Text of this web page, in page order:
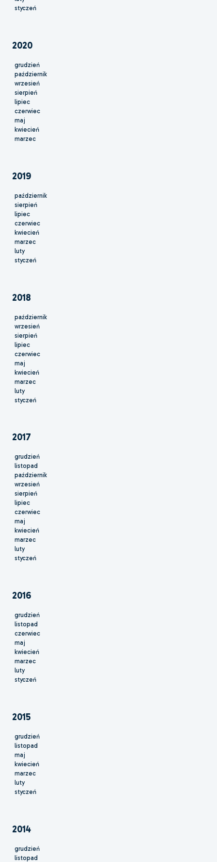
styczeń
2020
grudzień
październik
wrzesień
sierpień
lipiec
czerwiec
maj
kwiecień
marzec
2019
październik
sierpień
lipiec
czerwiec
kwiecień
marzec
luty
styczeń
2018
październik
wrzesień
sierpień
lipiec
czerwiec
maj
kwiecień
marzec
luty
styczeń
2017
grudzień
listopad
październik
wrzesień
sierpień
lipiec
czerwiec
maj
kwiecień
marzec
luty
styczeń
2016
grudzień
listopad
czerwiec
maj
kwiecień
marzec
luty
styczeń
2015
grudzień
listopad
maj
kwiecień
marzec
luty
styczeń
2014
grudzień
listopad